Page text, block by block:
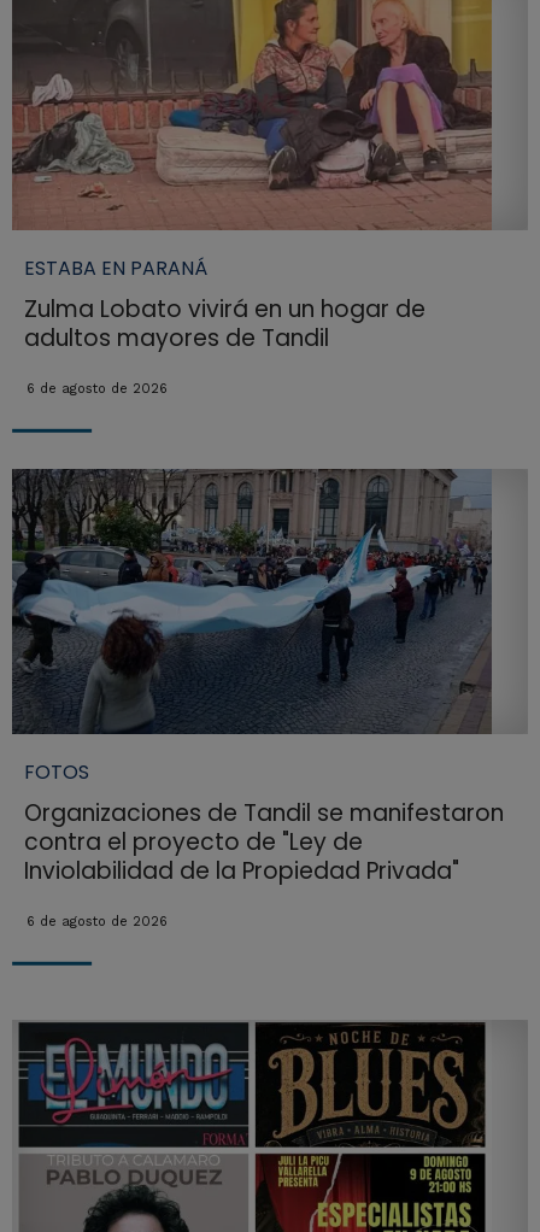
ESTABA EN PARANÁ
Zulma Lobato vivirá en un hogar de
adultos mayores de Tandil
6 de agosto de 2026
FOTOS
Organizaciones de Tandil se manifestaron
contra el proyecto de "Ley de
Inviolabilidad de la Propiedad Privada"
6 de agosto de 2026